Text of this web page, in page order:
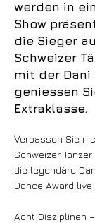
werden in
Show
die Sieger
Schweizer
mit der Dani
geniessen
Extraklasse.
Verpassen Sie
Schweizer
die legendäre
Dance Award
Acht Disziplinen